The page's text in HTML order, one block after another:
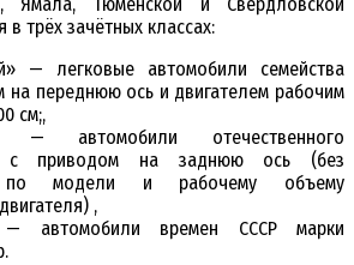
в трёх зачётных классах:
— легковые автомобили семейства
на переднюю ось и двигателем рабочим
см;,
— автомобили отечественного
с приводом на заднюю ось (без
по модели и рабочему объему
,
— автомобили времен СССР марки